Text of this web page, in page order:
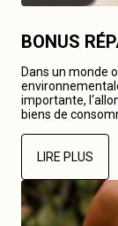
BONUS
Dans un monde
importante,
biens de
LIRE PLUS